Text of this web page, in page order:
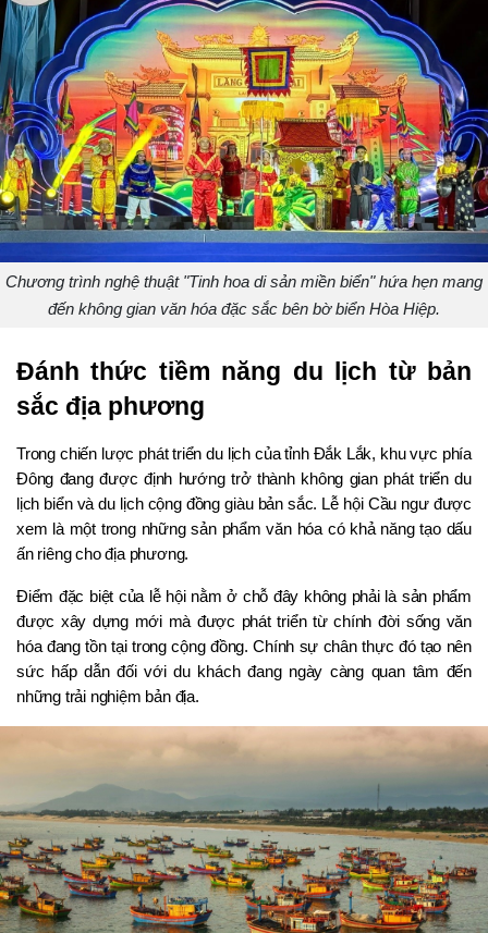
Chương trình nghệ thuật "Tinh hoa di sản miền biển" hứa hẹn mang
đến không gian văn hóa đặc sắc bên bờ biển Hòa Hiệp.
Đánh thức tiềm năng du lịch từ bản
sắc địa phương
Trong chiến lược phát triển du lịch của tỉnh Đắk Lắk, khu vực phía
Đông đang được định hướng trở thành không gian phát triển du
lịch biển và du lịch cộng đồng giàu bản sắc. Lễ hội Cầu ngư được
xem là một trong những sản phẩm văn hóa có khả năng tạo dấu
ấn riêng cho địa phương.
Điểm đặc biệt của lễ hội nằm ở chỗ đây không phải là sản phẩm
được xây dựng mới mà được phát triển từ chính đời sống văn
hóa đang tồn tại trong cộng đồng. Chính sự chân thực đó tạo nên
sức hấp dẫn đối với du khách đang ngày càng quan tâm đến
những trải nghiệm bản địa.